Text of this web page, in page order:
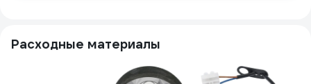
Расходные материалы